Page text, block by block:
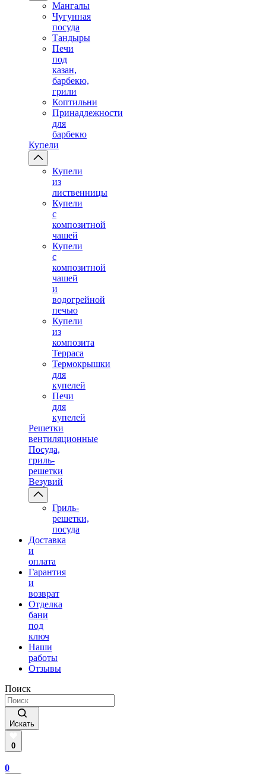
Мангалы
Чугунная
посуда
Тандыры
Печи
под
казан,
барбекю,
грили
Коптильни
Принадлежности
для
барбекю
Купели
Купели
из
лиственницы
Купели
с
композитной
чашей
Купели
с
композитной
чашей
и
водогрейной
печью
Купели
из
композита
Терраса
Термокрышки
для
купелей
Печи
для
купелей
Решетки
вентиляционные
Посуда,
гриль-
решетки
Везувий
Гриль-
решетки,
посуда
Доставка
и
оплата
Гарантия
и
возврат
Отделка
бани
под
ключ
Наши
работы
Отзывы
Поиск
Искать
0
0